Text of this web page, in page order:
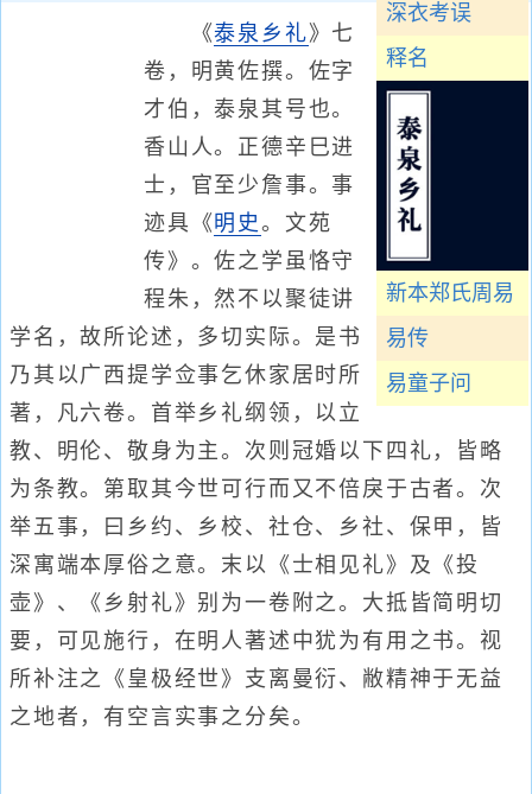
深衣考误
释名
新本郑氏周易
易传
易童子问
《泰泉乡礼》七
卷，明黄佐撰。佐字
才伯，泰泉其号也。
香山人。正德辛巳进
士，官至少詹事。事
迹具《明史。文苑
传》。佐之学虽恪守
程朱，然不以聚徒讲
学名，故所论述，多切实际。是书
乃其以广西提学佥事乞休家居时所
著，凡六卷。首举乡礼纲领，以立
教、明伦、敬身为主。次则冠婚以下四礼，皆略
为条教。第取其今世可行而又不倍戾于古者。次
举五事，曰乡约、乡校、社仓、乡社、保甲，皆
深寓端本厚俗之意。末以《士相见礼》及《投
壶》、《乡射礼》别为一卷附之。大抵皆简明切
要，可见施行，在明人著述中犹为有用之书。视
所补注之《皇极经世》支离曼衍、敝精神于无益
之地者，有空言实事之分矣。